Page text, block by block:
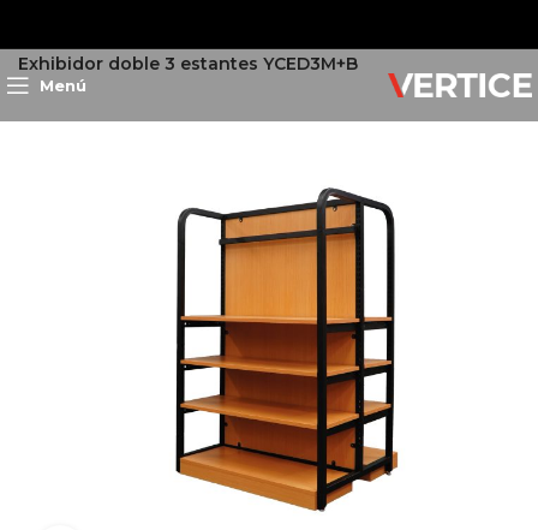
Menú
Exhibidor doble 3 estantes YCED3M+B